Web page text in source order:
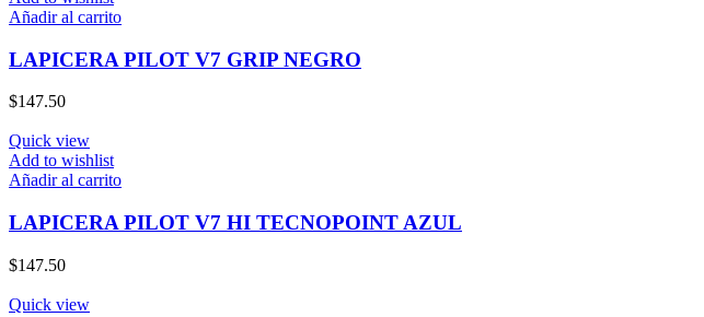
Añadir al carrito
LAPICERA PILOT V7 GRIP NEGRO
$147.50
Quick view
Add to wishlist
Añadir al carrito
LAPICERA PILOT V7 HI TECNOPOINT AZUL
$147.50
Quick view